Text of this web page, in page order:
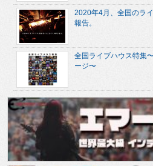
2020年4月、全国のラ
報告。
全国ライブハウス特集
ージ〜